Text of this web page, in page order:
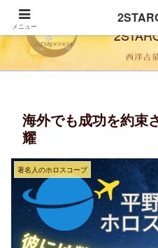
海外でも成功を約
耀
著名人のホロスコープ
メニュー